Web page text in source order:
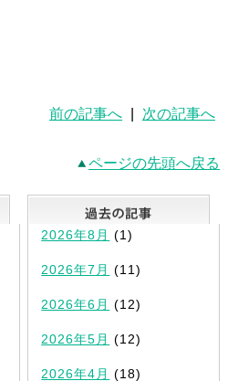
前の記事へ 次の記事へ
ページの先頭へ戻る
最新記事一覧
2026年8月 (1)
2026年7月 (11)
2026年6月 (12)
2026年5月 (12)
2026年4月 (18)